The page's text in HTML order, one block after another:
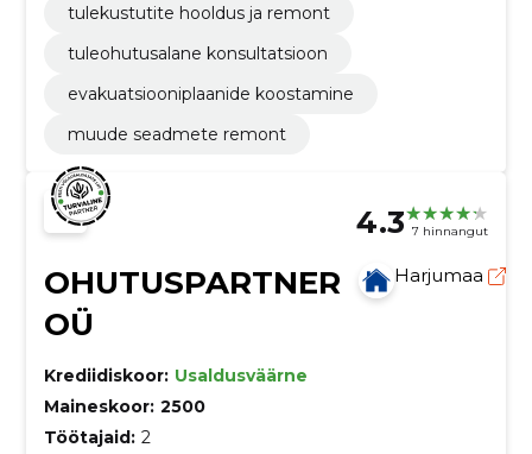
tulekustutite hooldus ja remont
tuleohutusalane konsultatsioon
evakuatsiooniplaanide koostamine
muude seadmete remont
4.3 7 hinnangut
OHUTUSPARTNER
OÜ
Harjumaa
Krediidiskoor: Usaldusväärne
Maineskoor: 2500
Töötajaid: 2